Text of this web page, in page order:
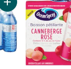
Ajouter Eau de